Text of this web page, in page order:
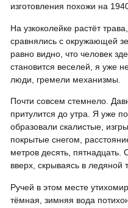
изготовления похожи на
На узкоколейке растёт
сравнялись с окружающей
равно видно, что человек
становится веселей, я уже
люди, гремели механизмы.
Почти совсем стемнело.
притулится до утра. Я уже
образовали скалистые,
покрытые снегом,
метров десять, пятнадцать.
вверх, скрываясь в ледяной
Ручей в этом месте
тёмная, зимняя вода